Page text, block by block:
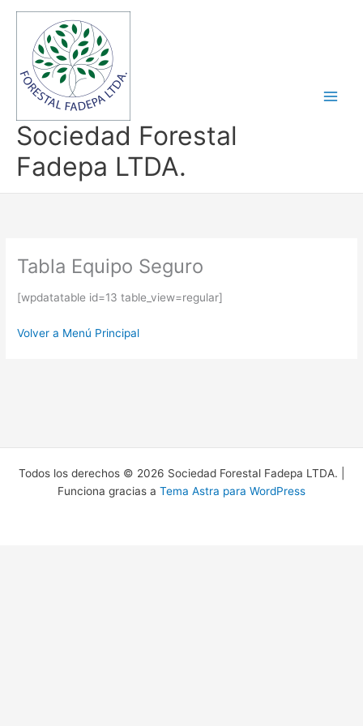
contenido
Sociedad Forestal
Fadepa LTDA.
Tabla Equipo Seguro
[wpdatatable id=13 table_view=regular]
Volver a Menú Principal
Todos los derechos © 2026 Sociedad Forestal Fadepa LTDA. |
Funciona gracias a Tema Astra para WordPress